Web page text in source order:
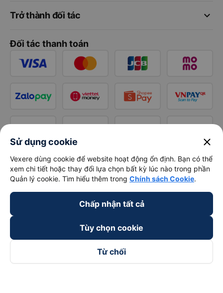
keyboard_arrow_down
Trở thành đối tác
Đối tác thanh toán
Sử dụng cookie close
Vexere dùng cookie để website hoạt động ổn định. Bạn có thể
xem chi tiết hoặc thay đổi lựa chọn bất kỳ lúc nào trong phần
Quản lý cookie. Tìm hiểu thêm trong Chính sách Cookie.
Chấp nhận tất cả
Tùy chọn cookie
Từ chối